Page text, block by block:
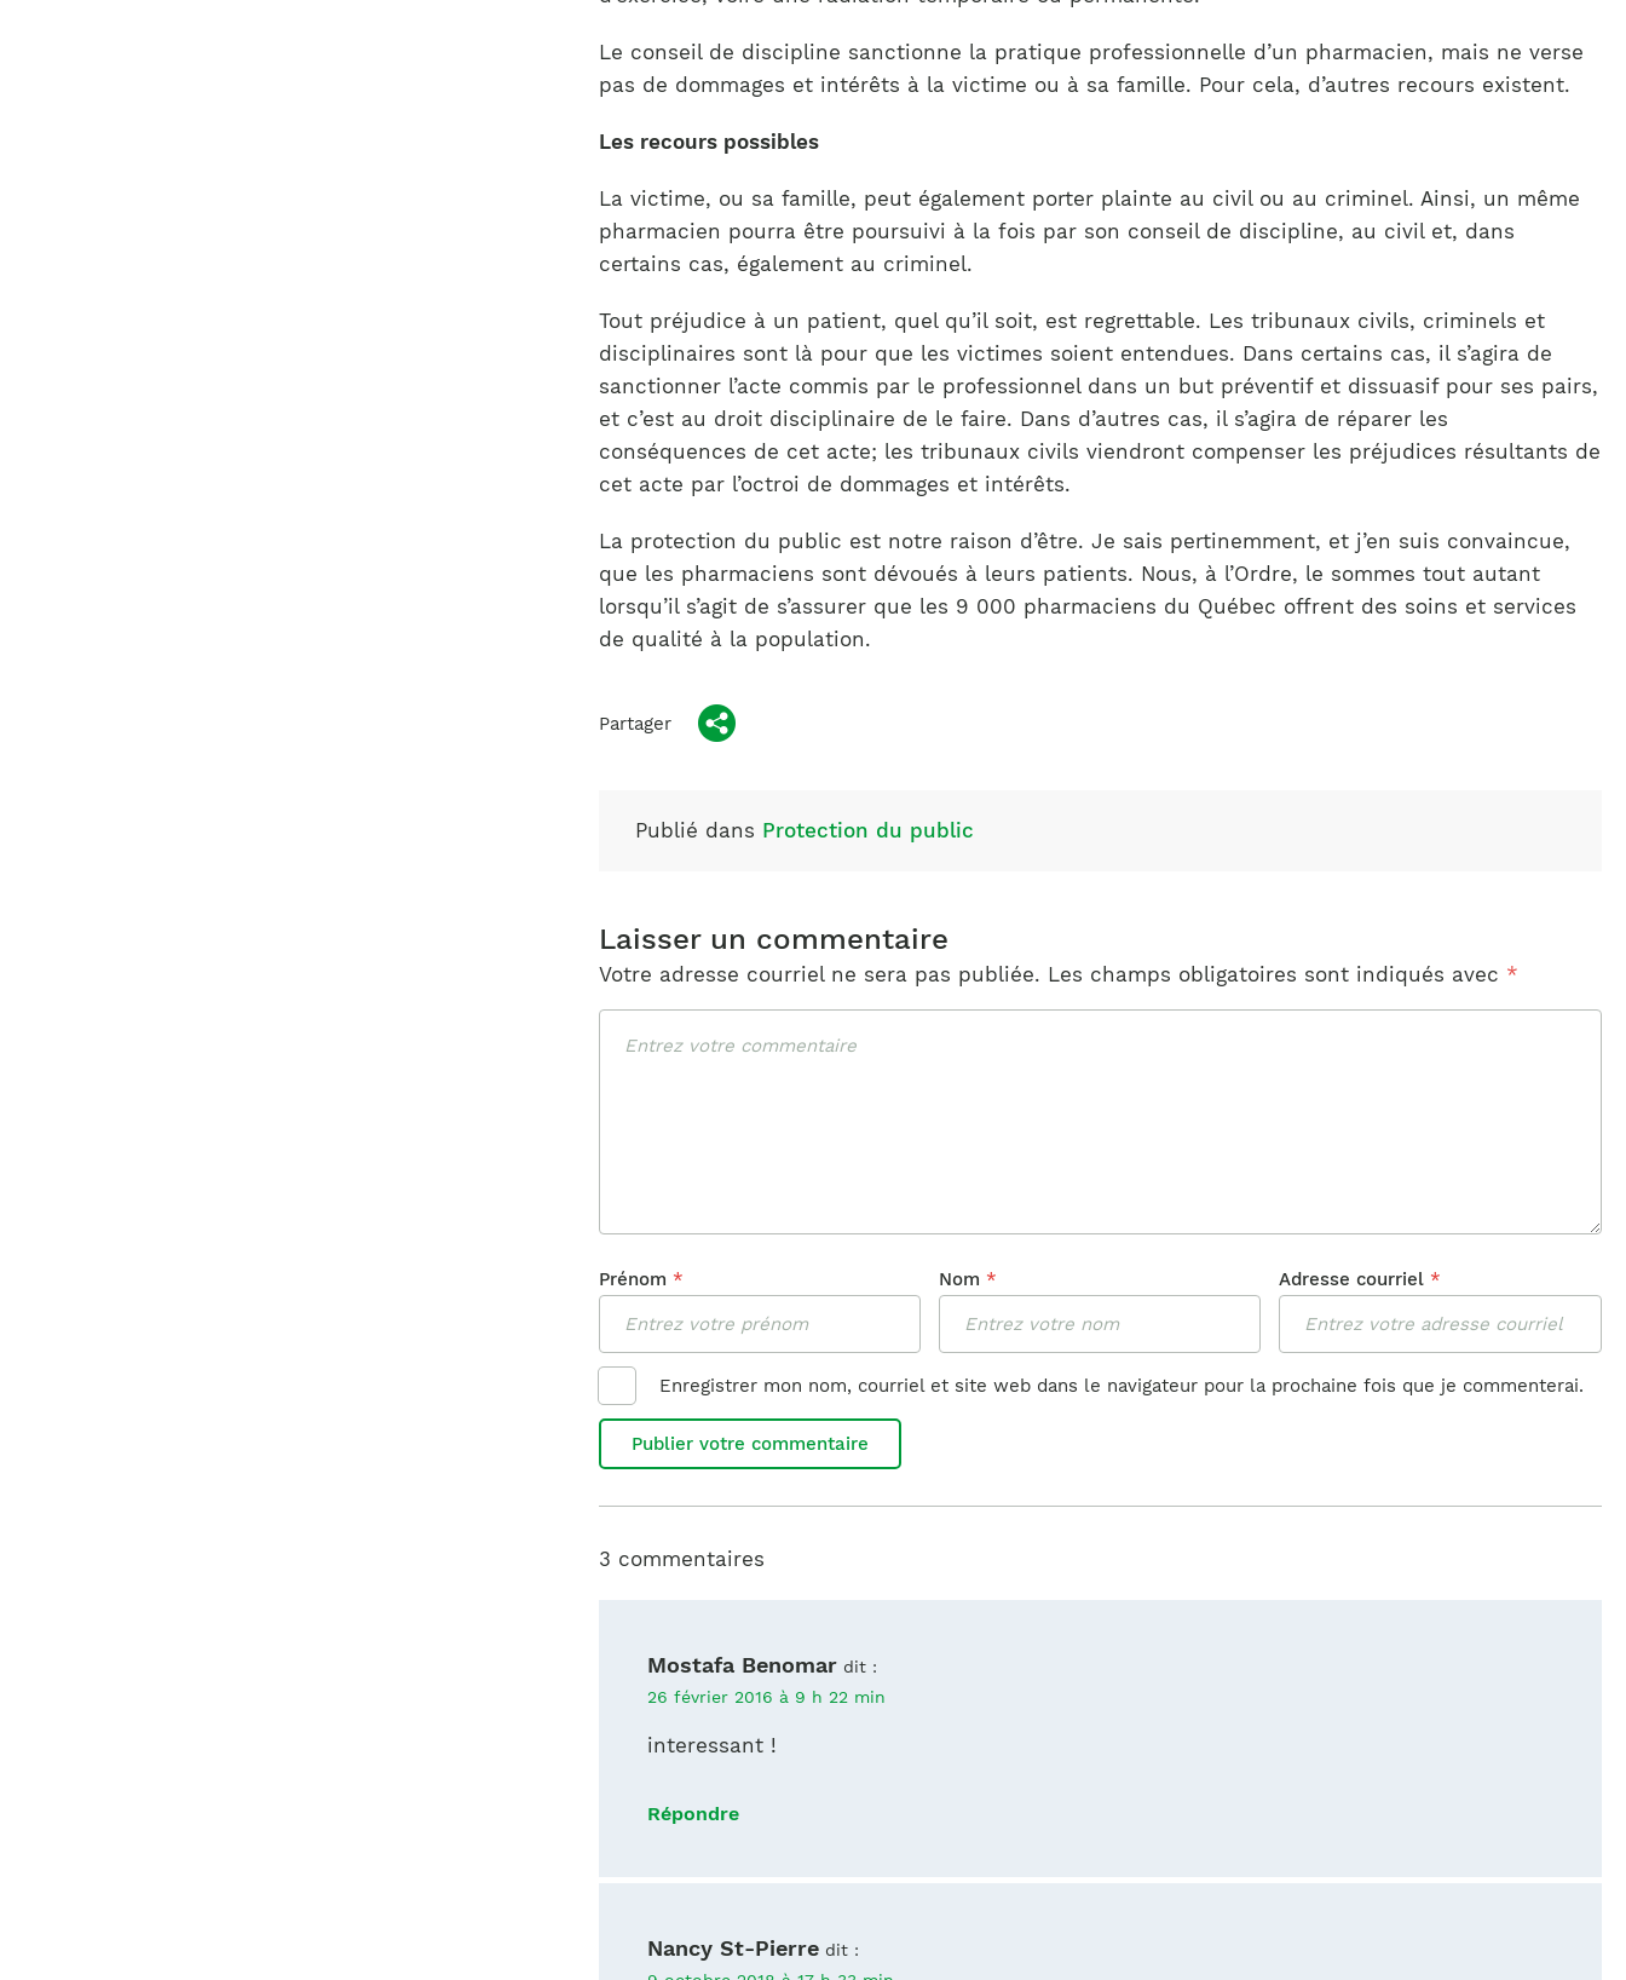
Le conseil de discipline sanctionne la pratique professionnelle d’un pharmacien, mais ne verse
pas de dommages et intérêts à la victime ou à sa famille. Pour cela, d’autres recours existent.
Les recours possibles
La victime, ou sa famille, peut également porter plainte au civil ou au criminel. Ainsi, un même
pharmacien pourra être poursuivi à la fois par son conseil de discipline, au civil et, dans
certains cas, également au criminel.
Tout préjudice à un patient, quel qu’il soit, est regrettable. Les tribunaux civils, criminels et
disciplinaires sont là pour que les victimes soient entendues. Dans certains cas, il s’agira de
sanctionner l’acte commis par le professionnel dans un but préventif et dissuasif pour ses pairs,
et c’est au droit disciplinaire de le faire. Dans d’autres cas, il s’agira de réparer les
conséquences de cet acte; les tribunaux civils viendront compenser les préjudices résultants de
cet acte par l’octroi de dommages et intérêts.
La protection du public est notre raison d’être. Je sais pertinemment, et j’en suis convaincue,
que les pharmaciens sont dévoués à leurs patients. Nous, à l’Ordre, le sommes tout autant
lorsqu’il s’agit de s’assurer que les 9 000 pharmaciens du Québec offrent des soins et services
de qualité à la population.
Partager
Publié dans Protection du public
Laisser un commentaire
Votre adresse courriel ne sera pas publiée. Les champs obligatoires sont indiqués avec *
Prénom * Nom * Adresse courriel *
Enregistrer mon nom, courriel et site web dans le navigateur pour la prochaine fois que je commenterai.
3 commentaires
Mostafa Benomar dit :
26 février 2016 à 9 h 22 min
interessant !
Répondre
Nancy St-Pierre dit :